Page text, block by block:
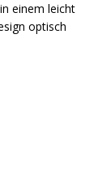
einem leicht
optisch